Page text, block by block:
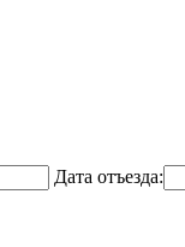
Дата отъезда: